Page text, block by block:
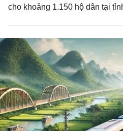
cho khoảng 1.150 hộ dân tại